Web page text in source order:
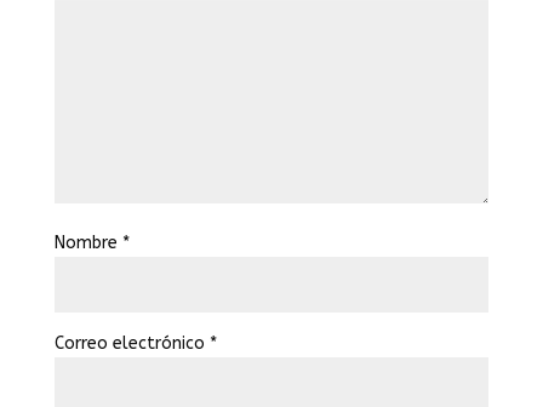
Nombre *
Correo electrónico *